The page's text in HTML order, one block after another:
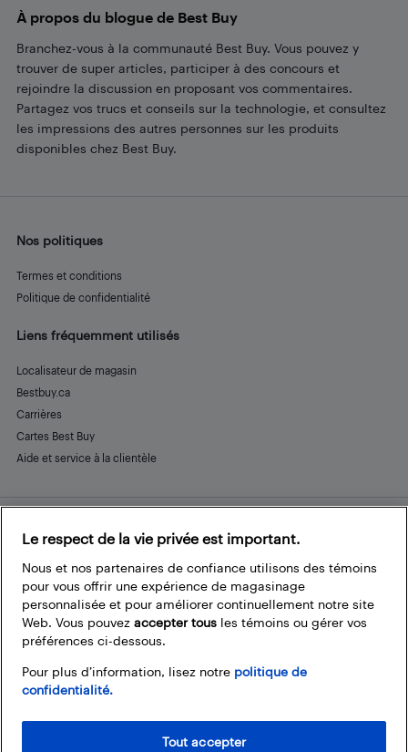
À propos du blogue de Best Buy
Branchez-vous à la communauté Best Buy. Vous pouvez y
trouver de super articles, participer à des concours et
rejoindre la discussion en proposant vos commentaires.
Partagez vos trucs et conseils sur la technologie, et consultez
les impressions des autres personnes sur les produits
disponibles chez Best Buy.
Nos politiques
Termes et conditions
Politique de confidentialité
Liens fréquemment utilisés
Localisateur de magasin
Bestbuy.ca
Carrières
Cartes Best Buy
Aide et service à la clientèle
Restez connecté
FacebookInstagram
PinterestLinkedInYouTube
Le respect de la vie privée est important.
Nous et nos partenaires de confiance utilisons des témoins
pour vous offrir une expérience de magasinage
personnalisée et pour améliorer continuellement notre site
Web. Vous pouvez accepter tous les témoins ou gérer vos
préférences ci-dessous.
Pour plus d’information, lisez notre politique de
confidentialité.
Tout accepter